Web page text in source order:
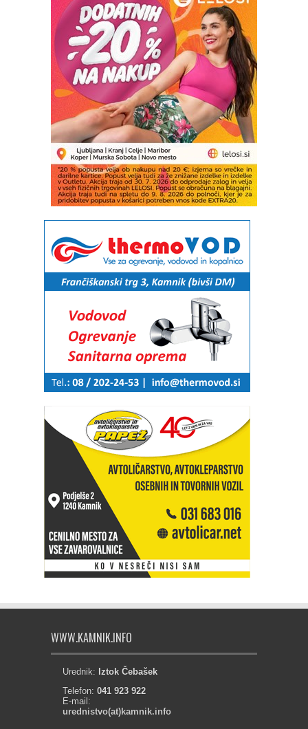
WWW.KAMNIK.INFO
Urednik: Iztok Čebašek
Telefon: 041 923 922
E-mail:
urednistvo(at)kamnik.info